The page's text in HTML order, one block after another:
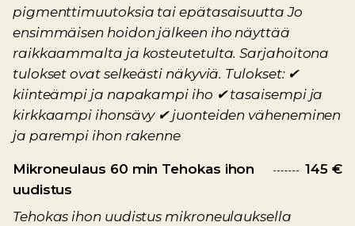
pigmenttimuutoksia tai epätasaisuutta Jo
ensimmäisen hoidon jälkeen iho näyttää
raikkaammalta ja kosteutetulta. Sarjahoitona
tulokset ovat selkeästi näkyviä. Tulokset: ✔
kiinteämpi ja napakampi iho ✔ tasaisempi ja
kirkkaampi ihonsävy ✔ juonteiden väheneminen
ja parempi ihon rakenne
Mikroneulaus 60 min Tehokas ihon
uudistus
145 €
Tehokas ihon uudistus mikroneulauksella